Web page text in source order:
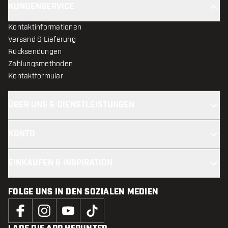
Kontaktinformationen
Versand & Lieferung
Rücksendungen
Zahlungsmethoden
Kontaktformular
FOLGE UNS IN DEN SOZIALEN MEDIEN